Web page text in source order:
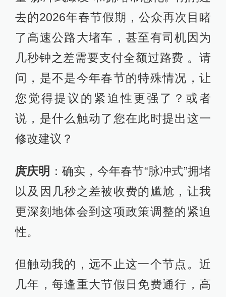
去的2026年春节假期，公众再次目睹
了高速公路大堵车，甚至有司机因为
几秒钟之差需要支付全额过路费 。请
问，是不是今年春节的特殊情况，让
您觉得提议的紧迫性更强了？或者
说，是什么触动了您在此时提出这一
修改建议？
庹庆明 ：确实，今年春节“脉冲式”拥堵
以及因几秒之差被收费的尴尬，让我
更深刻地体会到这项政策调整的紧迫
性。
但触动我的，远不止这一个节点。近
几年，每逢重大节假日免费通行，高